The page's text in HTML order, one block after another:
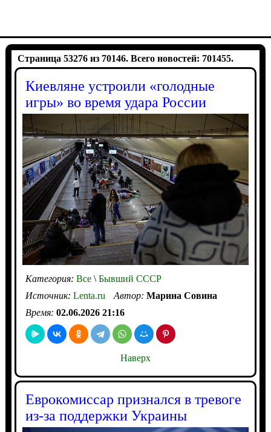
Страница 53276 из 70146. Всего новостей: 701455.
Киевляне устроили «голодные
игры» во время удара России
Категория: Все\Бывший СССР
Источник: Lenta.ru Автор: Марина Совина
Время: 02.06.2026 21:16
Наверх
Еврокомиссар признался в тревоге
из-за поддержки Украины